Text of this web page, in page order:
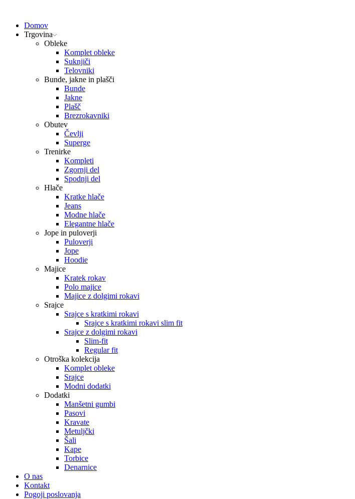
Domov
Trgovina
Obleke
Komplet obleke
Suknjiči
Telovniki
Bunde, jakne in plašči
Bunde
Jakne
Plašč
Brezrokavniki
Obutev
Čevlji
Superge
Trenirke
Kompleti
Zgornji del
Spodnji del
Hlače
Kratke hlače
Jeans
Modne hlače
Elegantne hlače
Jope in puloverji
Puloverji
Jope
Hoodie
Majice
Kratek rokav
Polo majice
Majice z dolgimi rokavi
Srajce
Srajce s kratkimi rokavi
Srajce s kratkimi rokavi slim fit
Srajce z dolgimi rokavi
Slim-fit
Regular fit
Otroška kolekcija
Komplet obleke
Srajce
Modni dodatki
Dodatki
Manšetni gumbi
Pasovi
Kravate
Metuljčki
Šali
Kape
Torbice
Denarnice
O nas
Kontakt
Pogoji poslovanja